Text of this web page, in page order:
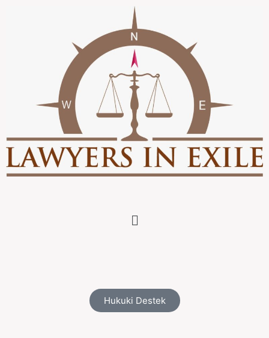
Hukuki Destek